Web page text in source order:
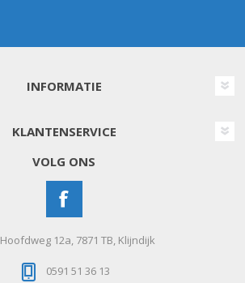
INFORMATIE
KLANTENSERVICE
VOLG ONS
Hoofdweg 12a, 7871 TB, Klijndijk
0591 51 36 13